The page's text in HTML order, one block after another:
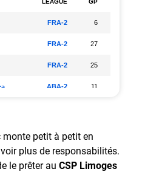
petit à petit en
plus de responsabilités.
le prêter au CSP Limoges